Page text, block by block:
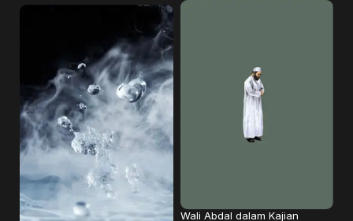
Wali Abdal dalam Kajian